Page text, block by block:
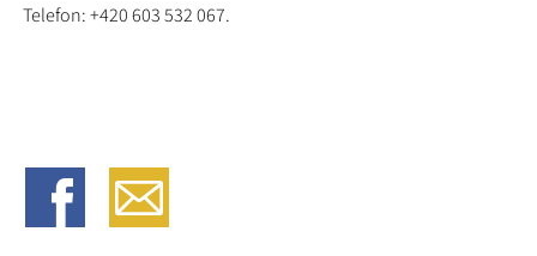
Telefon: +420 603 532 067.